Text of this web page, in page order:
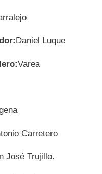
Daniel Luque
Varea
Carretero
José Trujillo.